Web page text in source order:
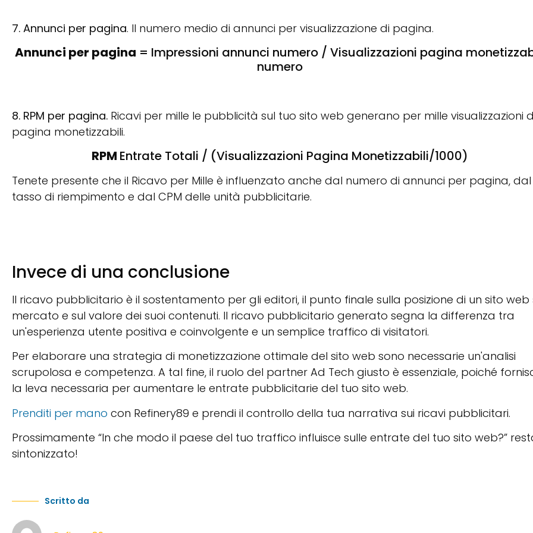
7. Annunci per pagina. Il numero medio di annunci per visualizzazione di pagina.
Annunci per pagina = Impressioni annunci numero / Visualizzazioni pagina
numero
8. RPM per pagina. Ricavi per mille le pubblicità sul tuo sito web generano per mille visualizzazioni
pagina monetizzabili.
RPM Entrate Totali / (Visualizzazioni Pagina Monetizzabili/1000)
Tenete presente che il Ricavo per Mille è influenzato anche dal numero di annunci per pagina, dal
tasso di riempimento e dal CPM delle unità pubblicitarie.
Invece di una conclusione
Il ricavo pubblicitario è il sostentamento per gli editori, il punto finale sulla posizione di un sito web
mercato e sul valore dei suoi contenuti. Il ricavo pubblicitario generato segna la differenza tra
un'esperienza utente positiva e coinvolgente e un semplice traffico di visitatori.
Per elaborare una strategia di monetizzazione ottimale del sito web sono necessarie un'analisi
scrupolosa e competenza. A tal fine, il ruolo del partner Ad Tech giusto è essenziale, poiché
la leva necessaria per aumentare le entrate pubblicitarie del tuo sito web.
Prenditi per mano con Refinery89 e prendi il controllo della tua narrativa sui ricavi pubblicitari.
Prossimamente “In che modo il paese del tuo traffico influisce sulle entrate del tuo sito web?”
sintonizzato!
Scritto da